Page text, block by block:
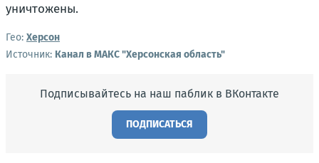
уничтожены.
Гео: Херсон
Источник: Канал в МАКС "Херсонская область"
Подписывайтесь на наш паблик в ВКонтакте
ПОДПИСАТЬСЯ